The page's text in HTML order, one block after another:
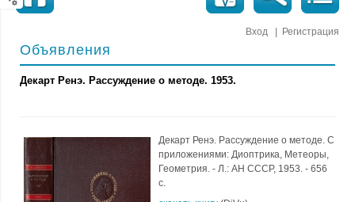
Вход Регистрация
Объявления
Декарт Ренэ. Рассуждение о методе. 1953.
Декарт Ренэ. Рассуждение о методе. С
приложениями: Диоптрика, Метеоры,
Геометрия. - Л.: АН СССР, 1953. - 656
с.